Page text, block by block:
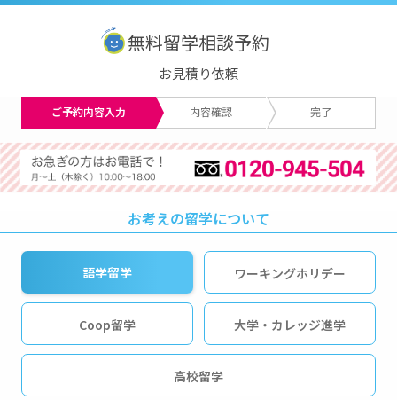
無料留学相談予約
お見積り依頼
ご予約内容入力 内容確認 完了
お考えの留学について
語学留学 ワーキングホリデー
Coop留学 大学・カレッジ進学
高校留学